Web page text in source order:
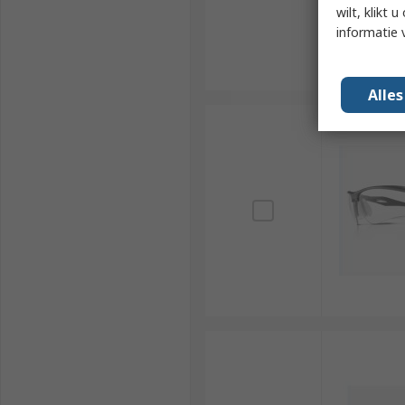
wilt, klikt u
informatie